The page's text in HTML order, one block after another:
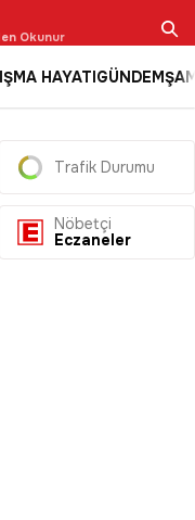
Okunur
HAYATIGÜNDEM
Trafik Durumu
Nöbetçi
Eczaneler